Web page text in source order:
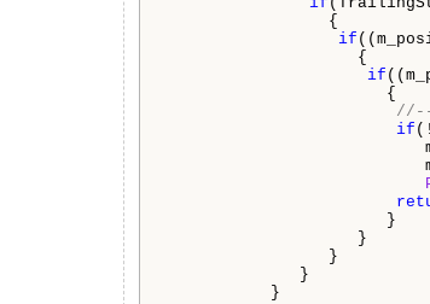
{
if
{
if
{
//---
if
}
}
}
}
}